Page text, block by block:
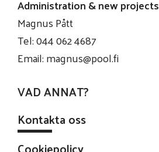
Administration & new projects
Magnus Pått
Tel: 044 062 4687
Email:magnus@pool.fi
VAD ANNAT?
Kontakta oss